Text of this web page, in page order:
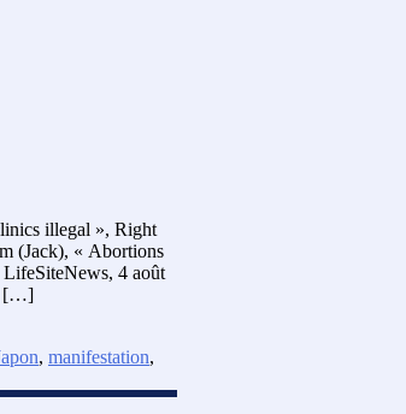
illegal », Right
(Jack), « Abortions
4 août
[…]
, manifestation,